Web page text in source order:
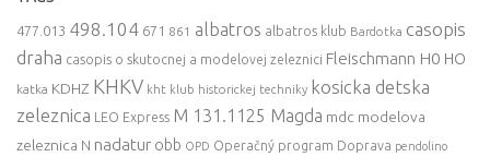
477.013 498.104 671 861 albatros albatros klub Bardotka casopis
draha casopis o skutocnej a modelovej zeleznici Fleischmann H0 HO
katka KDHZ KHKV kht klub historickej techniky kosicka detska
zeleznica
LEO Express M 131.1125 Magda mdc modelova
zeleznica N nadatur obb OPD Operačný program Doprava pendolino